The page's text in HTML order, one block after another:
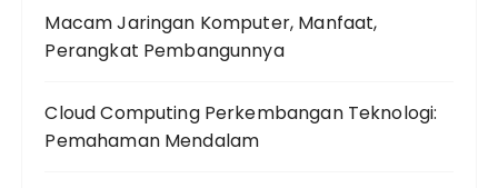
Macam Jaringan Komputer, Manfaat,
Perangkat Pembangunnya
Cloud Computing Perkembangan Teknologi:
Pemahaman Mendalam